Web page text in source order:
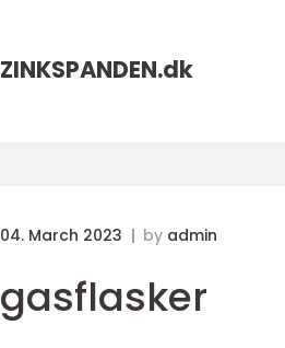
ZINKSPANDEN.dk
04. March 2023 by admin
gasflasker